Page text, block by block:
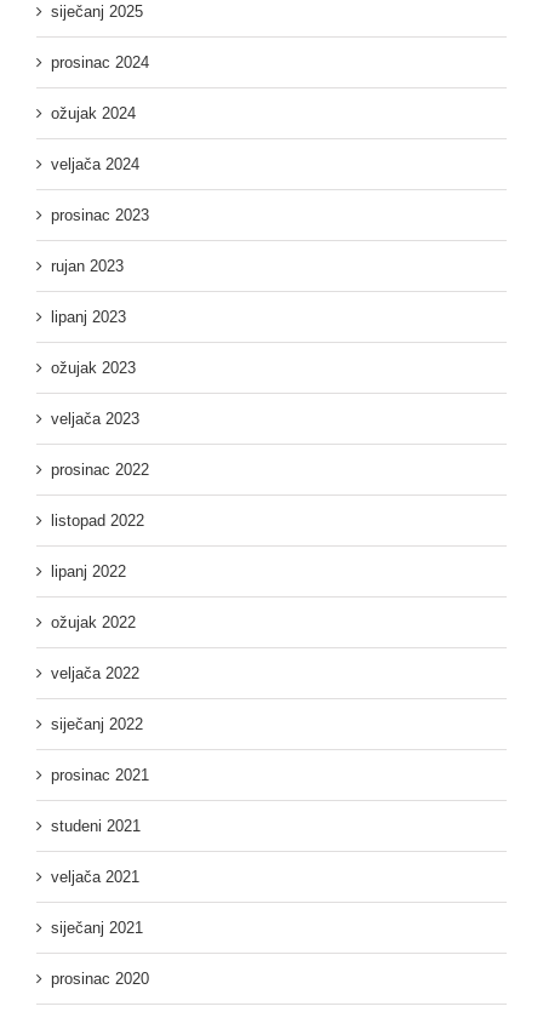
siječanj 2025
prosinac 2024
ožujak 2024
veljača 2024
prosinac 2023
rujan 2023
lipanj 2023
ožujak 2023
veljača 2023
prosinac 2022
listopad 2022
lipanj 2022
ožujak 2022
veljača 2022
siječanj 2022
prosinac 2021
studeni 2021
veljača 2021
siječanj 2021
prosinac 2020